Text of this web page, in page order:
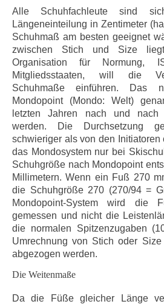
Alle Schuhfachleute sind
Längeneinteilung in Zentimeter
Schuhmaß am besten geeignet
zwischen Stich und Size
Organisation für Normung,
Mitgliedsstaaten, will die
Schuhmaße einführen. Das
Mondopoint (Mondo: Welt)
letzten Jahren nach und nach
werden. Die Durchsetzung
schwieriger als von den Initiatoren
das Mondosystem nur bei
Schuhgröße nach Mondopoint
Millimetern. Wenn ein Fuß 270
die Schuhgröße 270 (270/94 =
Mondopoint-System wird die
gemessen und nicht die
die normalen Spitzenzugaben
Umrechnung von Stich oder
abgezogen werden.
Die Weitenmaße
Da die Füße gleicher Länge